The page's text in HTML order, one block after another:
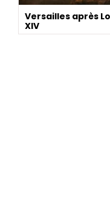
Versailles après
XIV